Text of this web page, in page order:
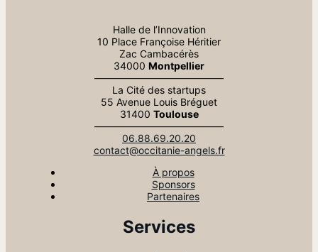
Halle de l’Innovation
10 Place Françoise Héritier
Zac Cambacérès
34000 Montpellier
—————————————
La Cité des startups
55 Avenue Louis Bréguet
31400 Toulouse
—————————————
06.88.69.20.20
contact@occitanie-angels.fr
À propos
Sponsors
Partenaires
Services